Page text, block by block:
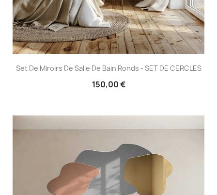
Set De Miroirs De Salle De Bain Ronds - SET DE CERCLES
150,00 €